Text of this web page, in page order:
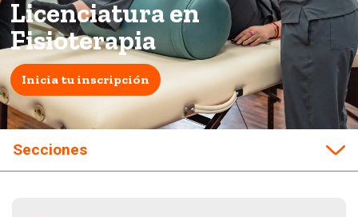
Licenciatura en
Fisioterapia
Inicia tu inscripción
Secciones